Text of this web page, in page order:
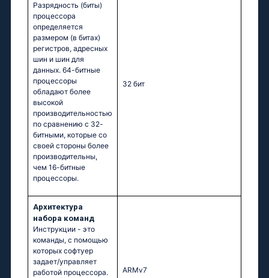
Разрядность (биты)
процессора
определяется
размером (в битах)
регистров, адресных
шин и шин для
данных. 64-битные
процессоры
обладают более
высокой
производительностью
по сравнению с 32-
битными, которые со
своей стороны более
производительны,
чем 16-битные
процессоры.
32 бит
Архитектура
набора команд
Инструкции - это
команды, с помощью
которых софтуер
задает/управляет
работой процессора.
ARMv7